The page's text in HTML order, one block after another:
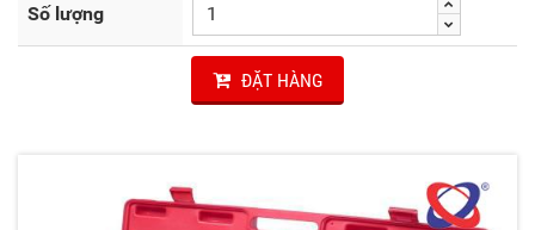
Số lượng
ĐẶT HÀNG